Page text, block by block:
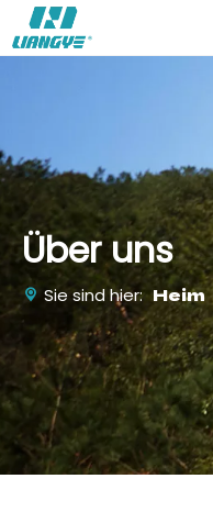
Über uns
Sie sind hier: Heim